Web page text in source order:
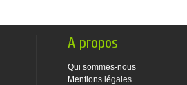
A propos
Qui sommes-nous
Mentions légales